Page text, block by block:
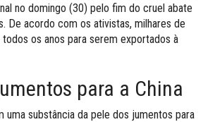
no domingo (30) pelo fim do cruel abate
De acordo com os ativistas, milhares de
os anos para serem exportados à
para a China
uma substância da pele dos jumentos para